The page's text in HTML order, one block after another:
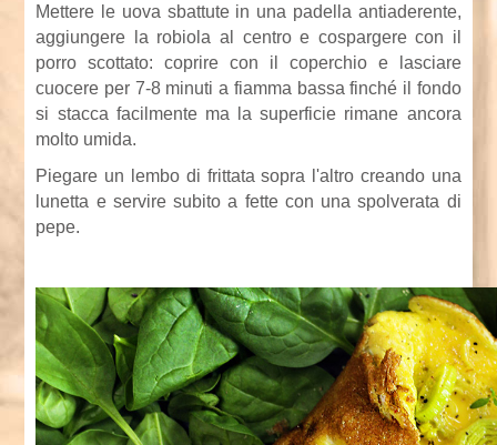
Mettere le uova sbattute in una padella antiaderente,
aggiungere la robiola al centro e cospargere con il
porro scottato: coprire con il coperchio e lasciare
cuocere per 7-8 minuti a fiamma bassa finché il fondo
si stacca facilmente ma la superficie rimane ancora
molto umida.
Piegare un lembo di frittata sopra l'altro creando una
lunetta e servire subito a fette con una spolverata di
pepe.